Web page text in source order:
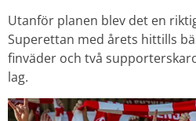
Utanför planen blev det en
Superettan med årets hittills
finväder och två
lag.